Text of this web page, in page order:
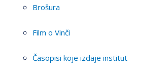
Brošura
Film o Vinči
Časopisi koje izdaje institut